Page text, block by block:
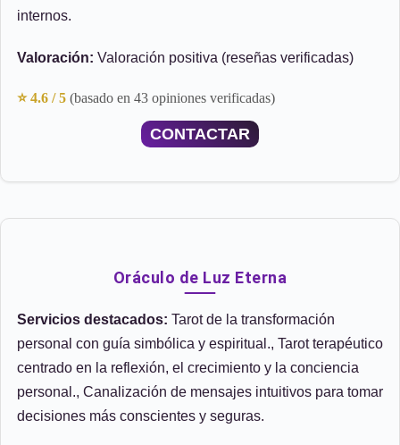
internos.
Valoración: Valoración positiva (reseñas verificadas)
⭐ 4.6 / 5 (basado en 43 opiniones verificadas)
CONTACTAR
Oráculo de Luz Eterna
Servicios destacados: Tarot de la transformación
personal con guía simbólica y espiritual., Tarot terapéutico
centrado en la reflexión, el crecimiento y la conciencia
personal., Canalización de mensajes intuitivos para tomar
decisiones más conscientes y seguras.